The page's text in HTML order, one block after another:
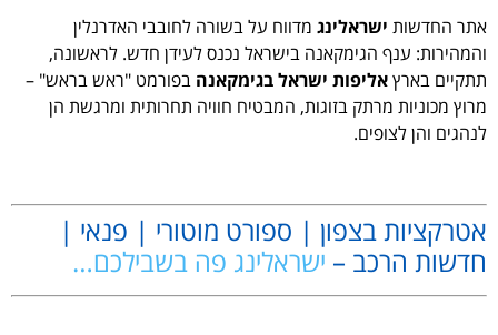
אתר החדשות ישראלינג מדווח על בשורה לחובבי האדרנלין
והמהירות: ענף הגימקאנה בישראל נכנס לעידן חדש. לראשונה,
תתקיים בארץאליפות ישראל בגימקאנה בפורמט "ראש בראש" –
מרוץ מכוניות מרתק בזוגות, המבטיח חוויה תחרותית ומרגשת הן
לנהגים והן לצופים.
אטרקציות בצפון | ספורט מוטורי | פנאי |
חדשות הרכב – ישראלינג פה בשבילכם…